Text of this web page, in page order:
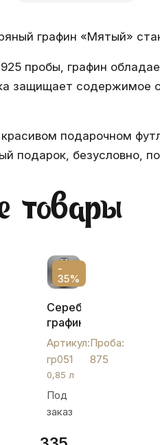
графин «Мятый»
пробы, графин
защищает содержимое
подарочном
подарок, безусловно,
товары
-
35%
Серебряный
графин
для
питья
«Эксклюзив»,
гр051
Артикул:
гр051
Проба:
875
0,85 л
Под
заказ